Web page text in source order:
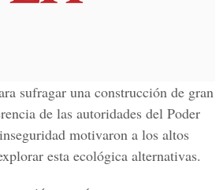
sufragar una construcción de gran
de las autoridades del Poder
motivaron a los altos
esta ecológica alternativas.